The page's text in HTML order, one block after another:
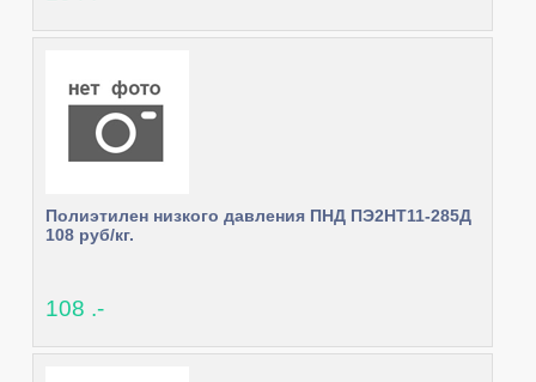
Полиэтилен низкого давления ПНД ПЭ2НТ11-285Д
108 руб/кг.
108 .-